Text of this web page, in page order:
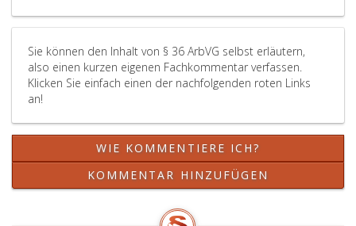
Sie können den Inhalt von § 36 ArbVG selbst erläutern,
also einen kurzen eigenen Fachkommentar verfassen.
Klicken Sie einfach einen der nachfolgenden roten Links
an!
WIE KOMMENTIERE ICH?
KOMMENTAR HINZUFÜGEN